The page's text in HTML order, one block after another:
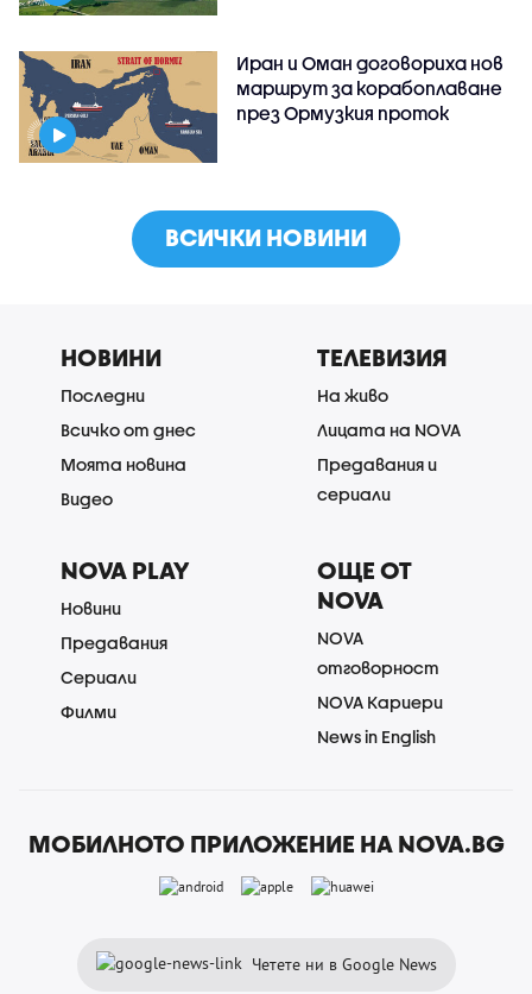
Иран и Оман договориха нов
маршрут за корабоплаване
през Ормузкия проток
ВСИЧКИ НОВИНИ
НОВИНИ
Последни
Всичко от днес
Моята новина
Видео
ТЕЛЕВИЗИЯ
На живо
Лицата на NOVA
Предавания и
сериали
NOVA PLAY
Новини
Предавания
Сериали
Филми
ОЩЕ ОТ
NOVA
NOVA
отговорност
NOVA Кариери
News in English
МОБИЛНОТО ПРИЛОЖЕНИЕ НА NOVA.BG
Четете ни в Google News